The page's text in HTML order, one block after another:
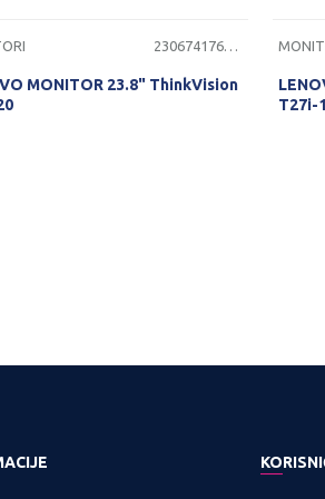
2306741760165
MONITOR 23.8" ThinkVision
T27i-